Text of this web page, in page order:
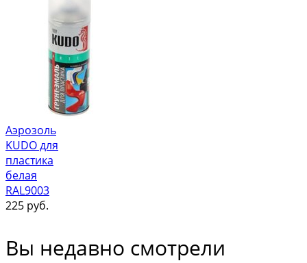
Аэрозоль
KUDO для
пластика
белая
RAL9003
225 руб.
Вы недавно смотрели